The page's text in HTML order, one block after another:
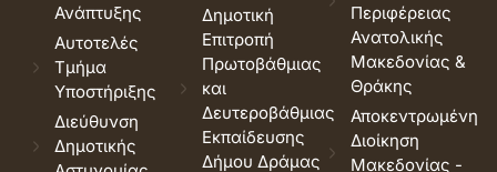
Ανάπτυξης
Αυτοτελές
Τμήμα
Υποστήριξης
Διεύθυνση
Δημοτικής
Δημοτική
Επιτροπή
Πρωτοβάθμιας
και
Δευτεροβάθμιας
Εκπαίδευσης
Δήμου Δράμας
Περιφέρειας
Ανατολικής
Μακεδονίας &
Θράκης
Αποκεντρωμένη
Διοίκηση
Μακεδονίας -